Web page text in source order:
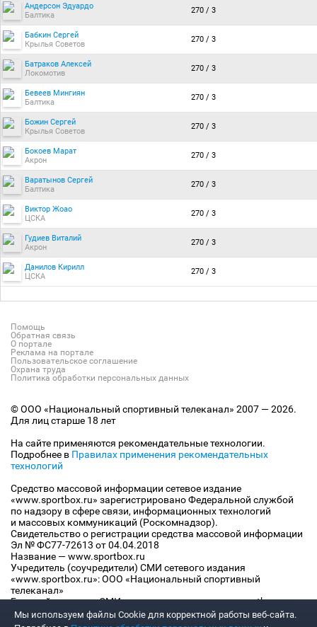
Андерсон Эдуардо
Балтика
270 / 3
Бабкин Сергей
Крылья Советов
270 / 3
Батраков Алексей
Локомотив
270 / 3
Бевеев Мингиян
Балтика
270 / 3
Божин Сергей
Крылья Советов
270 / 3
Бокоев Марат
Акрон
270 / 3
Варатынов Сергей
Балтика
270 / 3
Виктор Жоао
ЦСКА
270 / 3
Гудиев Виталий
Акрон
270 / 3
Данилов Кирилл
ЦСКА
270 / 3
Помощь
Обратная связь
О портале
Реклама на портале
Пользовательское соглашение
Охрана труда
Политика обработки персональных данных
© ООО «Национальный спортивный телеканал» 2007 — 2026.
Для лиц старше 18 лет
На сайте применяются рекомендательные технологии.
Подробнее в Правилах применения рекомендательных
технологий
Средство массовой информации сетевое издание
«www.sportbox.ru» зарегистрировано Федеральной службой
по надзору в сфере связи, информационных технологий
и массовых коммуникаций (Роскомнадзор).
Свидетельство о регистрации средства массовой информации
Эл № ФС77-72613 от 04.04.2018
Название — www.sportbox.ru
Учредитель (соучредители) СМИ сетевого издания
«www.sportbox.ru»: ООО «Национальный спортивный
телеканал»
Главный редактор СМИ сетевого издания «www.sportbox.ru»:
Конов В.А.
Номер телефона редакции СМИ сетевого издания
Мы используем файлы Сookie для корректной работы веб-сайта.